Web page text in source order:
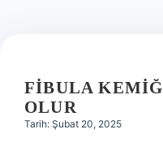
FIBULA
OLUR
Tarih: Şubat 20, 2025